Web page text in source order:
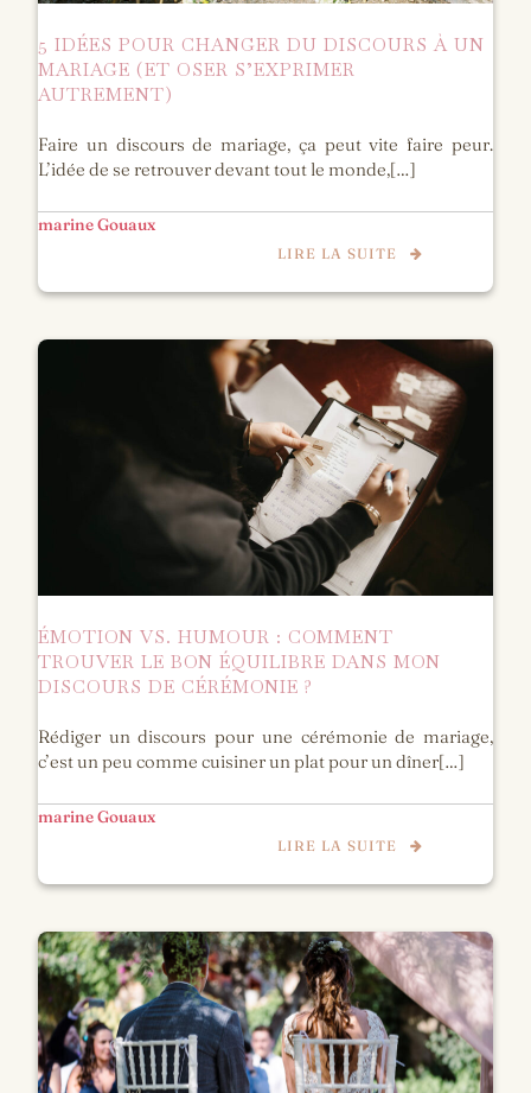
5 IDÉES POUR CHANGER DU DISCOURS À UN
MARIAGE (ET OSER S’EXPRIMER
AUTREMENT)
Faire un discours de mariage, ça peut vite faire peur.
L’idée de se retrouver devant tout le monde,[…]
marine Gouaux
LIRE LA SUITE
ÉMOTION VS. HUMOUR : COMMENT
TROUVER LE BON ÉQUILIBRE DANS MON
DISCOURS DE CÉRÉMONIE ?
Rédiger un discours pour une cérémonie de mariage,
c’est un peu comme cuisiner un plat pour un dîner[…]
marine Gouaux
LIRE LA SUITE